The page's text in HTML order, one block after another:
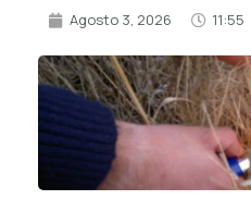
Agosto 3, 2026 11:55